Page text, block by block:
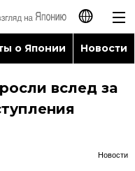
日本語
English
о Японии Новости
вслед за
Новости